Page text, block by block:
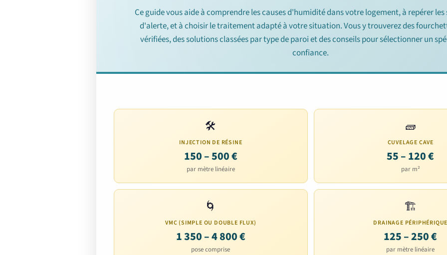
Ce guide vous aide à comprendre les causes d'humidité dans votre logement, à repérer
d'alerte, et à choisir le traitement adapté à votre situation. Vous y trouverez des
vérifiées, des solutions classées par type de paroi et des conseils pour sélectionner un
confiance.
🛠️
INJECTION DE RÉSINE
150 – 500 €
par mètre linéaire
🧱
CUVELAGE CAVE
55 – 120 €
par m²
🌀
VMC (SIMPLE OU DOUBLE FLUX)
1 350 – 4 800 €
pose comprise
🏗️
DRAINAGE
125 – 250 €
par mètre linéaire